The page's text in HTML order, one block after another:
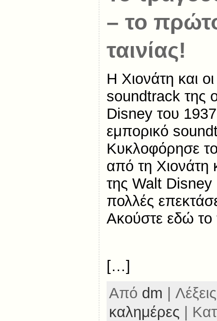
– το
ταινίας!
Η Χιονάτη και
soundtrack της
Disney του
εμπορικό
Κυκλοφόρησε
από τη Χιονάτη
της Walt Disney
πολλές
Ακούστε εδώ
[…]
Από dm |
καλημέρες |